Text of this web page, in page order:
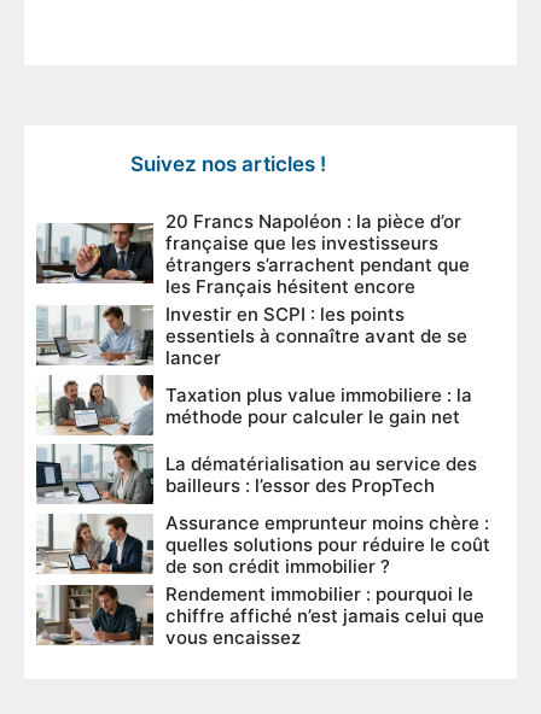
Suivez nos articles !
20 Francs Napoléon : la pièce d’or
française que les investisseurs
étrangers s’arrachent pendant que
les Français hésitent encore
Investir en SCPI : les points
essentiels à connaître avant de se
lancer
Taxation plus value immobiliere : la
méthode pour calculer le gain net
La dématérialisation au service des
bailleurs : l’essor des PropTech
Assurance emprunteur moins chère :
quelles solutions pour réduire le coût
de son crédit immobilier ?
Rendement immobilier : pourquoi le
chiffre affiché n’est jamais celui que
vous encaissez